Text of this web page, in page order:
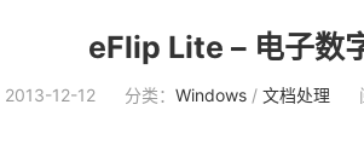
eFlip Lite – 电子数
2013-12-12 分类： Windows / 文档处理